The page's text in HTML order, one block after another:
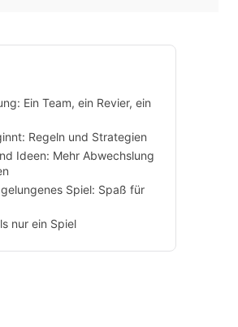
Ein Team, ein Revier, ein
Regeln und Strategien
Ideen: Mehr Abwechslung
Spiel: Spaß für
nur ein Spiel